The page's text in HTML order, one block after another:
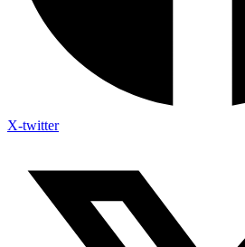
X-twitter